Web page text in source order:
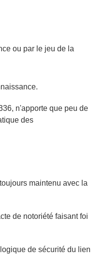
ou par le jeu de la
n'apporte que peu de
des
maintenu avec la
de notoriété faisant foi
de sécurité du lien